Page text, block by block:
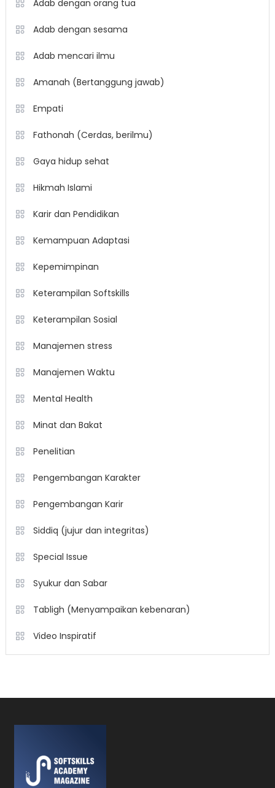
Adab dengan orang tua
Adab dengan sesama
Adab mencari ilmu
Amanah (Bertanggung jawab)
Empati
Fathonah (Cerdas, berilmu)
Gaya hidup sehat
Hikmah Islami
Karir dan Pendidikan
Kemampuan Adaptasi
Kepemimpinan
Keterampilan Softskills
Keterampilan Sosial
Manajemen stress
Manajemen Waktu
Mental Health
Minat dan Bakat
Penelitian
Pengembangan Karakter
Pengembangan Karir
Siddiq (jujur dan integritas)
Special Issue
Syukur dan Sabar
Tabligh (Menyampaikan kebenaran)
Video Inspiratif